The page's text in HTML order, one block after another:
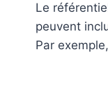
Le
peuvent
Par